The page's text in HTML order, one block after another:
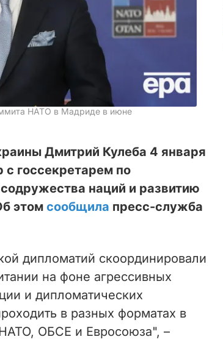
НАТО в Мадриде в июне
Дмитрий Кулеба 4 января
с госсекретарем по
наций и развитию
этом сообщила пресс-служба
дипломатий скоординировали
на фоне агрессивных
и дипломатических
в разных форматах в
ОБСЕ и Евросоюза", –